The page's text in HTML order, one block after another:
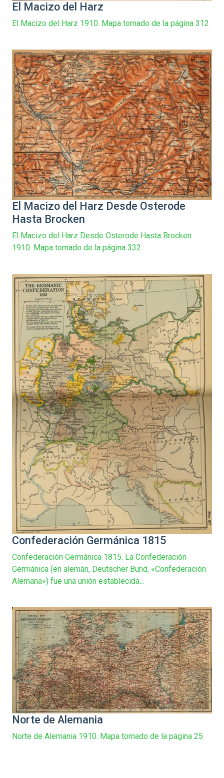
El Macizo del Harz
El Macizo del Harz 1910. Mapa tomado de la página 312
El Macizo del Harz Desde Osterode
Hasta Brocken
El Macizo del Harz Desde Osterode Hasta Brocken
1910. Mapa tomado de la página 332
Confederación Germánica 1815
Confederación Germánica 1815. La Confederación
Germánica (en alemán, Deutscher Bund, «Confederación
Alemana») fue una unión establecida...
Norte de Alemania
Norte de Alemania 1910. Mapa tomado de la página 25